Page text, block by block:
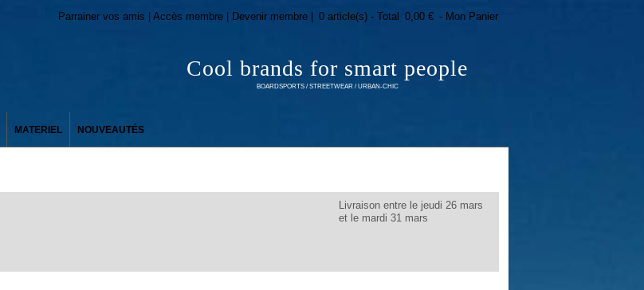
Cool brands for smart people
BOARDSPORTS / STREETWEAR / URBAN-CHIC
Parrainer vos amis | Accès membre | Devenir membre | 0 article(s) - Total 0,00 € - Mon Panier
MATERIEL NOUVEAUTÉS
Livraison entre le jeudi 26 mars
et le mardi 31 mars